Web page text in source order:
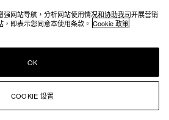
网站导航，分析网站使用情况和协助我司开展营销
，即表示您同意本使用条款。 Cookie 政策
COOKIE 设置
OK